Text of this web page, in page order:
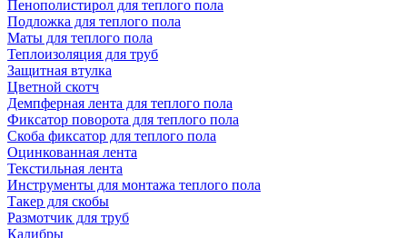
Пенополистирол для теплого пола
Подложка для теплого пола
Маты для теплого пола
Теплоизоляция для труб
Защитная втулка
Цветной скотч
Демпферная лента для теплого пола
Фиксатор поворота для теплого пола
Скоба фиксатор для теплого пола
Оцинкованная лента
Текстильная лента
Инструменты для монтажа теплого пола
Такер для скобы
Размотчик для труб
Калибры